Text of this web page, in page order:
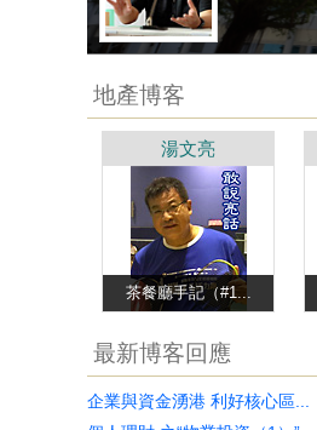
地產博客
湯文亮
茶餐廳手記（#1...
最新博客回應
企業與資金湧港 利好核心區...